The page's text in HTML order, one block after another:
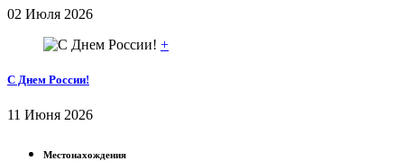
02 Июля 2026
+
С Днем России!
11 Июня 2026
Местонахождения